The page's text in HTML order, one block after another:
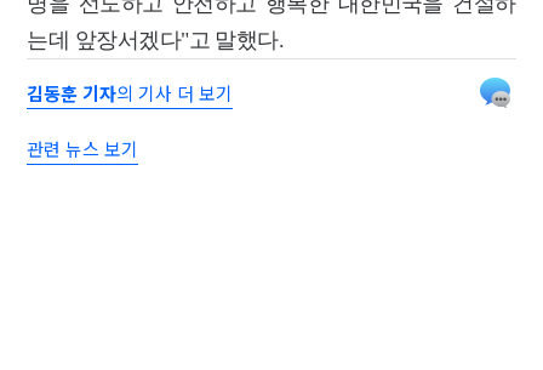
는데 앞장서겠다"고 말했다.
김동훈 기자의 기사 더 보기
관련 뉴스 보기